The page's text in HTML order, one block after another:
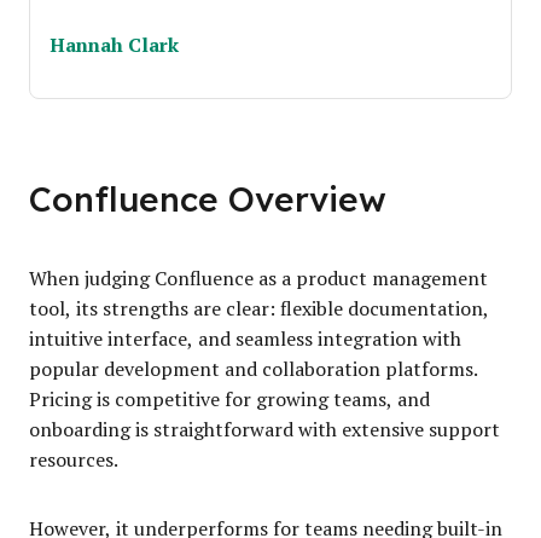
Hannah Clark
Confluence Overview
When judging Confluence as a product management
tool, its strengths are clear: flexible documentation,
intuitive interface, and seamless integration with
popular development and collaboration platforms.
Pricing is competitive for growing teams, and
onboarding is straightforward with extensive support
resources.
However, it underperforms for teams needing built-in